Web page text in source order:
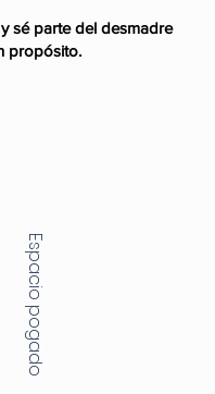
sé parte del desmadre
propósito.
Espacio pogado